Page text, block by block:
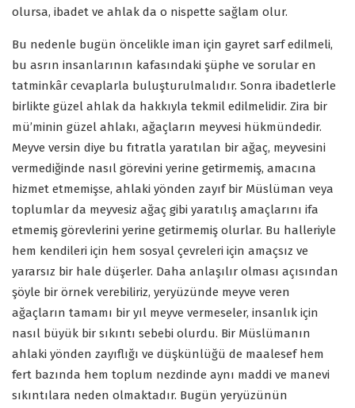
olursa, ibadet ve ahlak da o nispette sağlam olur.
Bu nedenle bugün öncelikle iman için gayret sarf edilmeli,
bu asrın insanlarının kafasındaki şüphe ve sorular en
tatminkâr cevaplarla buluşturulmalıdır. Sonra ibadetlerle
birlikte güzel ahlak da hakkıyla tekmil edilmelidir. Zira bir
mü’minin güzel ahlakı, ağaçların meyvesi hükmündedir.
Meyve versin diye bu fıtratla yaratılan bir ağaç, meyvesini
vermediğinde nasıl görevini yerine getirmemiş, amacına
hizmet etmemişse, ahlaki yönden zayıf bir Müslüman veya
toplumlar da meyvesiz ağaç gibi yaratılış amaçlarını ifa
etmemiş görevlerini yerine getirmemiş olurlar. Bu halleriyle
hem kendileri için hem sosyal çevreleri için amaçsız ve
yararsız bir hale düşerler. Daha anlaşılır olması açısından
şöyle bir örnek verebiliriz, yeryüzünde meyve veren
ağaçların tamamı bir yıl meyve vermeseler, insanlık için
nasıl büyük bir sıkıntı sebebi olurdu. Bir Müslümanın
ahlaki yönden zayıflığı ve düşkünlüğü de maalesef hem
fert bazında hem toplum nezdinde aynı maddi ve manevi
sıkıntılara neden olmaktadır. Bugün yeryüzünün